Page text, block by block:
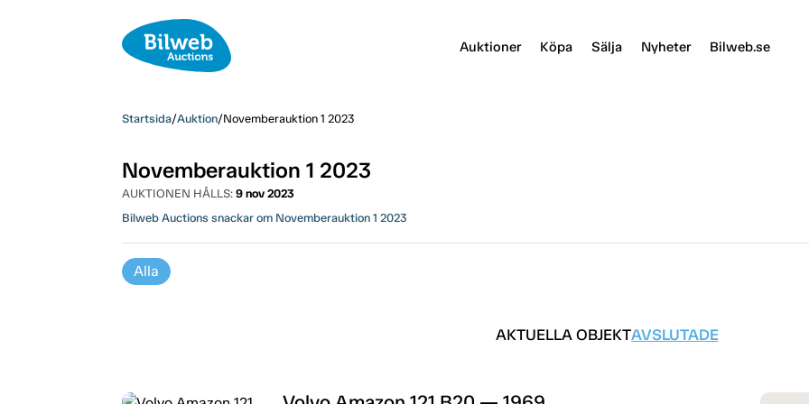
Auktioner Köpa Sälja Nyheter Bilweb.se
Startsida/Auktion/Novemberauktion 1 2023
Novemberauktion 1 2023
AUKTIONEN HÅLLS: 9 nov 2023
Bilweb Auctions snackar om Novemberauktion 1 2023
Alla
AKTUELLA OBJEKTAVSLUTADE